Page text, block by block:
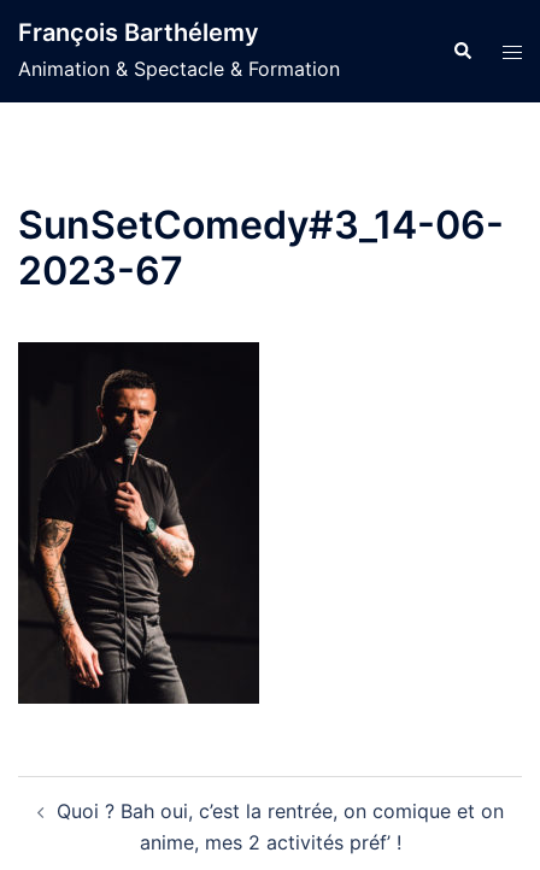
au
contenu
François Barthélemy
Animation & Spectacle & Formation
SunSetComedy#3_14-06-
2023-67
d’article
Quoi ? Bah oui, c’est la rentrée, on comique et on
anime, mes 2 activités préf’ !